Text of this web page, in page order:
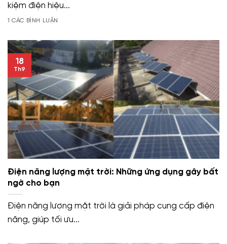
kiệm điện hiệu...
1 CÁC BÌNH LUẬN
Điện năng lượng mặt trời: Những ứng dụng gây bất
ngờ cho bạn
Điện năng lượng mặt trời là giải pháp cung cấp điện
năng, giúp tối ưu...
18
Th9